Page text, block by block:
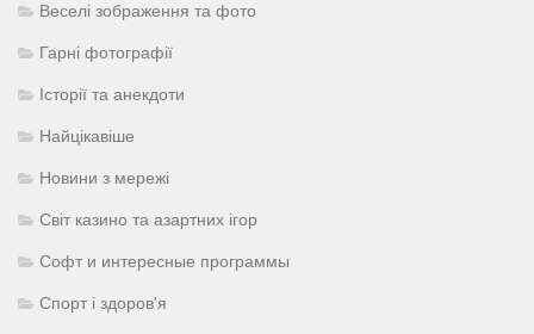
Веселі зображення та фото
Гарні фотографії
Історії та анекдоти
Найцікавіше
Новини з мережі
Світ казино та азартних ігор
Софт и интересные программы
Спорт і здоров'я